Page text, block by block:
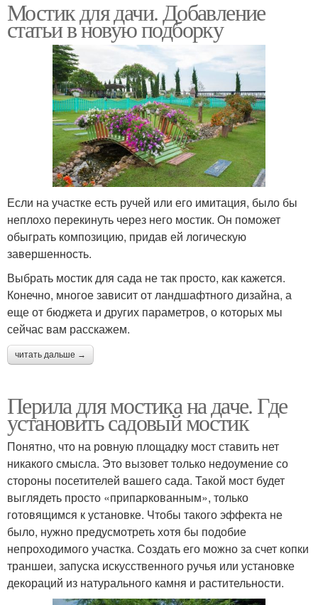
Мостик для дачи. Добавление
статьи в новую подборку
Если на участке есть ручей или его имитация, было бы
неплохо перекинуть через него мостик. Он поможет
обыграть композицию, придав ей логическую
завершенность.
Выбрать мостик для сада не так просто, как кажется.
Конечно, многое зависит от ландшафтного дизайна, а
еще от бюджета и других параметров, о которых мы
сейчас вам расскажем.
читать дальше →
Перила для мостика на даче. Где
установить садовый мостик
Понятно, что на ровную площадку мост ставить нет
никакого смысла. Это вызовет только недоумение со
стороны посетителей вашего сада. Такой мост будет
выглядеть просто «припаркованным», только
готовящимся к установке. Чтобы такого эффекта не
было, нужно предусмотреть хотя бы подобие
непроходимого участка. Создать его можно за счет копки
траншеи, запуска искусственного ручья или установке
декораций из натурального камня и растительности.